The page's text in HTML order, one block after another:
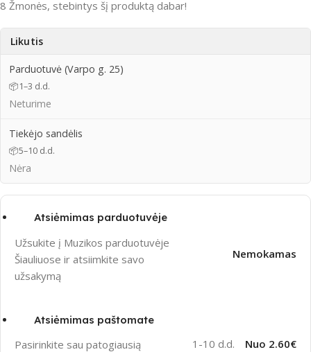
8 Žmonės, stebintys šį produktą dabar!
Likutis
Parduotuvė (Varpo g. 25)
📦1–3 d.d.
Neturime
Tiekėjo sandėlis
📦5–10 d.d.
Nėra
Atsiėmimas parduotuvėje
Užsukite į Muzikos parduotuvėje
Šiauliuose ir atsiimkite savo
užsakymą
Nemokamas
Atsiėmimas paštomate
Pasirinkite sau patogiausią
1-10 d.d. Nuo 2.60€